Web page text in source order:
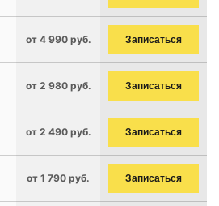
от 4 990 руб. Записаться
от 2 980 руб. Записаться
от 2 490 руб. Записаться
от 1 790 руб. Записаться